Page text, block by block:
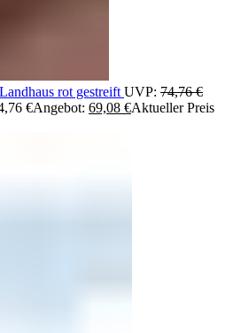
rot gestreift UVP: 74,76€
€Angebot: 69,08 €Aktueller Preis